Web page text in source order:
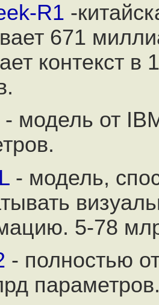
R1 -
671
контекст в
- модель от
- модель,
5-78
- полностью